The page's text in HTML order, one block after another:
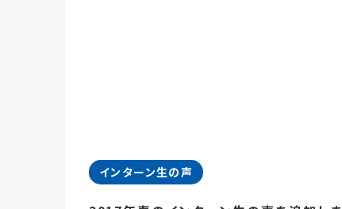
インターン生の声